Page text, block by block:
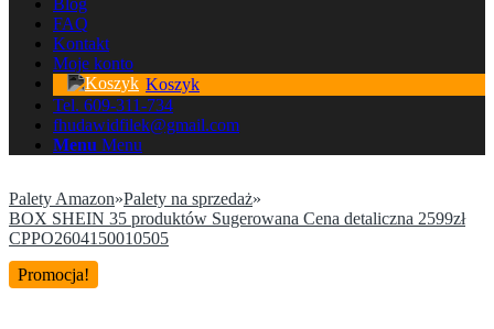
Blog
FAQ
Kontakt
Moje konto
Koszyk
Tel. 609-311-734
fhudawidfilek@gmail.com
Menu Menu
Palety Amazon»Palety na sprzedaż»
BOX SHEIN 35 produktów Sugerowana Cena detaliczna 2599zł
CPPO2604150010505
Promocja!